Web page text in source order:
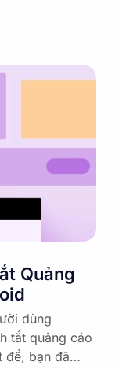
Quảng
dùng
tắt quảng cáo
để, bạn đã…